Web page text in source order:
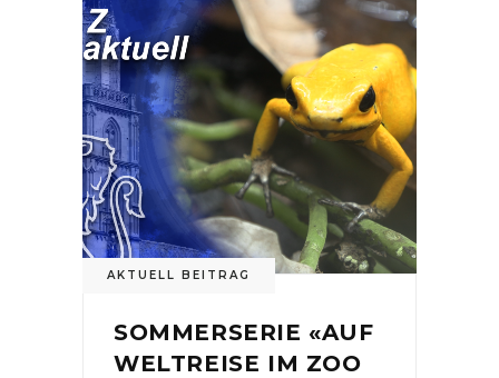
AKTUELL BEITRAG
SOMMERSERIE «AUF
WELTREISE IM ZOO